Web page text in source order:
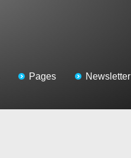
Pages Newsletter